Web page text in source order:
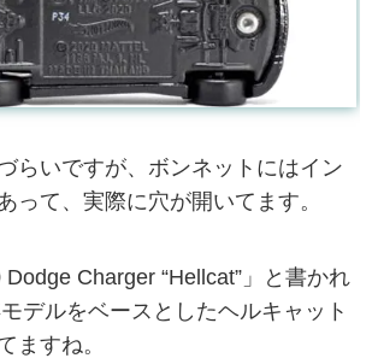
らいですが、ボンネットにはイン
って、実際に穴が開いてます。
Charger “Hellcat”」と書かれ
デルをベースとしたヘルキャット
ますね。